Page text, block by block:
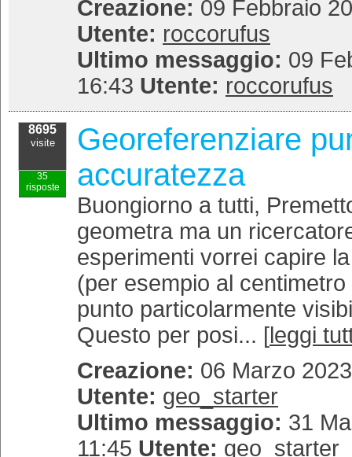
Creazione: 09 Febbraio
Utente: roccorufus
Ultimo messaggio: 09
16:43 Utente: roccorufus
8695
visite
35
risposte
Georeferenziare
accuratezza
Buongiorno a tutti,
geometra ma un
esperimenti vorrei capire
(per esempio al
punto particolarmente
Questo per posi... [ leggi
Creazione: 06 Marzo
Utente: geo_starter
Ultimo messaggio: 31
11:45 Utente: geo_starter